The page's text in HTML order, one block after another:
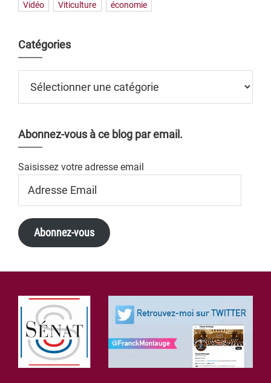
Vidéo
Viticulture économie
Catégories
Abonnez-vous à ce blog par email.
Saisissez votre adresse email
Email
Abonnez-vous
Footer